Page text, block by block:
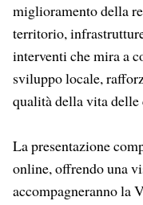
miglioramento della
territorio,
interventi che mira a
sviluppo locale,
qualità della vita delle
La presentazione
online, offrendo una
accompagneranno la